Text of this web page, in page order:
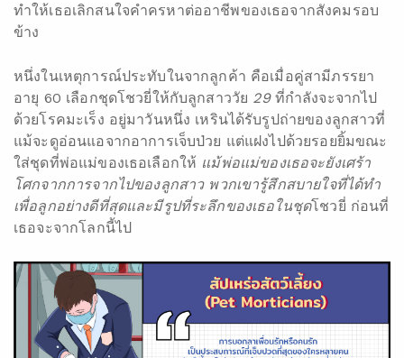
ทำให้เธอเลิกสนใจคำครหาต่ออาชีพของเธอจากสังคมรอบ
ข้าง
หนึ่งในเหตุการณ์ประทับในจากลูกค้า คือเมื่อคู่สามีภรรยา
อายุ 60 เลือกชุดโชวยี่ให้กับลูกสาววัย 29 ที่กำลังจะจากไป
ด้วยโรคมะเร็ง อยู่มาวันหนึ่ง เหรินได้รับรูปถ่ายของลูกสาวที่
แม้จะดูอ่อนแอจากอาการเจ็บป่วย แต่แฝงไปด้วยรอยยิ้มขณะ
ใส่ชุดที่พ่อแม่ของเธอเลือกให้ แม้พ่อแม่ของเธอจะยังเศร้า
โศกจากการจากไปของลูกสาว พวกเขารู้สึกสบายใจที่ได้ทำ
เพื่อลูกอย่างดีที่สุดและมีรูปที่ระลึกของเธอในชุดโชวยี่ ก่อนที่
เธอจะจากโลกนี้ไป